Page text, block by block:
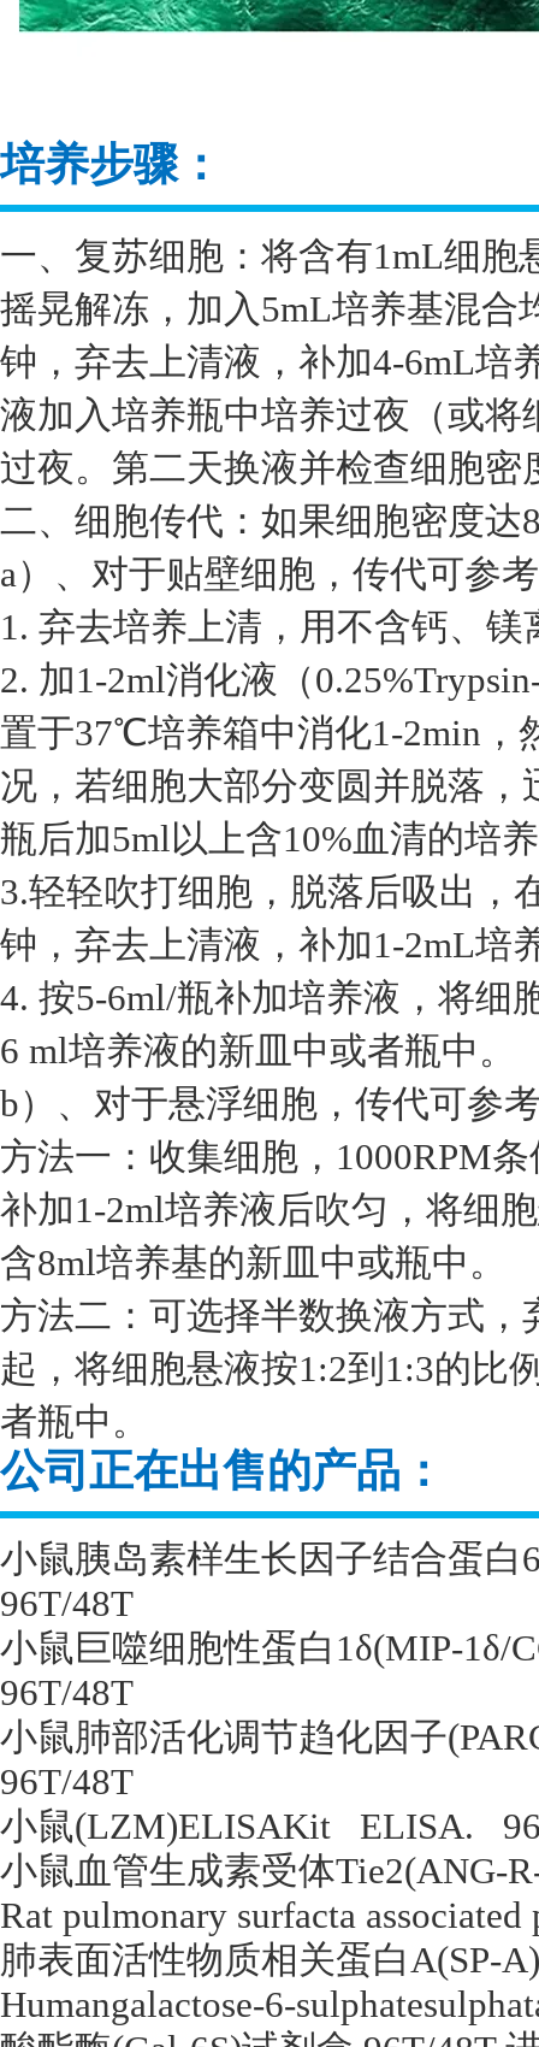
培养步骤：
一、复苏细胞：将含有1mL细
摇晃解冻，加入5mL培养基混合
钟，弃去上清液，补加4-6mL培
液加入培养瓶中培养过夜（或
过夜。第二天换液并检查细胞密
二、细胞传代：如果细胞密度达
a）、对于贴壁细胞，传代可参
1. 弃去培养上清，用不含钙、镁
2. 加1-2ml消化液（
置于37℃培养箱中消化1-2min，
况，若细胞大部分变圆并脱落
瓶后加5ml以上含10%血清的培
3.轻轻吹打细胞，脱落后吸出，
钟，弃去上清液，补加1-2mL培
4. 按5-6ml/瓶补加培养液，将细
6 ml培养液的新皿中或者瓶中。
b）、对于悬浮细胞，传代可参
方法一：收集细胞，1000RPM
补加1-2ml培养液后吹匀，将细
含8ml培养基的新皿中或瓶中。
方法二：可选择半数换液方式
起，将细胞悬液按1:2到1:3的比
者瓶中。
公司正在出售的产品：
小鼠胰岛素样生长因子结合蛋白
96T/48T
小鼠巨噬细胞性蛋白 1δ(MIP-1δ/
96T/48T
小鼠肺部活化调节趋化因子
96T/48T
小鼠(LZM)ELISAKit ELISA.
小鼠血管生成素受体Tie2(ANG-
Rat pulmonary surfacta
肺表面活性物质相关蛋白A(SP-A)
Humangalactose-6-